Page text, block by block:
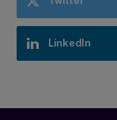
LinkedIn